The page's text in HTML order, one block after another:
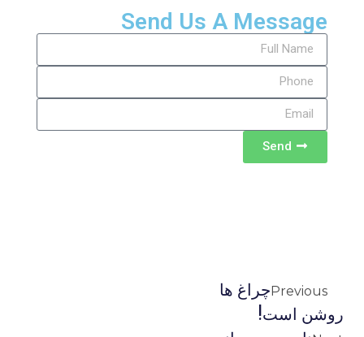
Send Us A Message
Send
Previousچراغ ها
روشن است!